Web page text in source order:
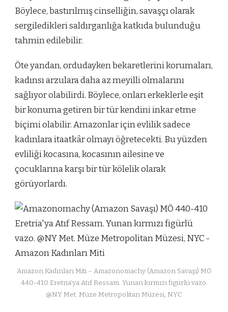
Böylece, bastırılmış cinselliğin, savaşçı olarak
sergiledikleri saldırganlığa katkıda bulunduğu
tahmin edilebilir.
Öte yandan, ordudayken bekaretlerini korumaları,
kadınsı arzulara daha az meyilli olmalarını
sağlıyor olabilirdi. Böylece, onları erkeklerle eşit
bir konuma getiren bir tür kendini inkar etme
biçimi olabilir. Amazonlar için evlilik sadece
kadınlara itaatkâr olmayı öğretecekti. Bu yüzden
evliliği kocasına, kocasının ailesine ve
çocuklarına karşı bir tür kölelik olarak
görüyorlardı.
Amazon Kadınları Miti – Amazonomachy (Amazon Savaşı) MÖ
440-410 Eretria’ya Atıf Ressam. Yunan kırmızı figürlü vazo.
@NY Met. Müze Metropolitan Müzesi, NYC